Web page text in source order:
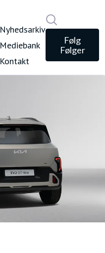
Nyhedsarkiv
Mediebank
Kontakt
Følg
Følger